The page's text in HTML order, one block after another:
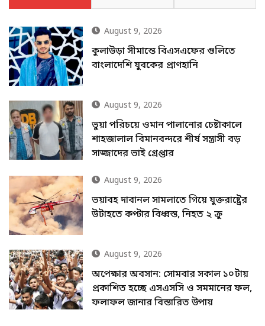
August 9, 2026
কুলাউড়া সীমান্তে বিএসএফের গুলিতে
বাংলাদেশি যুবকের প্রাণহানি
August 9, 2026
ভুয়া পরিচয়ে ওমান পালানোর চেষ্টাকালে
শাহজালাল বিমানবন্দরে শীর্ষ সন্ত্রাসী বড়
সাজ্জাদের ভাই গ্রেপ্তার
August 9, 2026
ভয়াবহ দাবানল সামলাতে গিয়ে যুক্তরাষ্ট্রের
উটাহতে কপ্টার বিধ্বস্ত, নিহত ২ ক্রু
August 9, 2026
অপেক্ষার অবসান: সোমবার সকাল ১০টায়
প্রকাশিত হচ্ছে এসএসসি ও সমমানের ফল,
ফলাফল জানার বিস্তারিত উপায়